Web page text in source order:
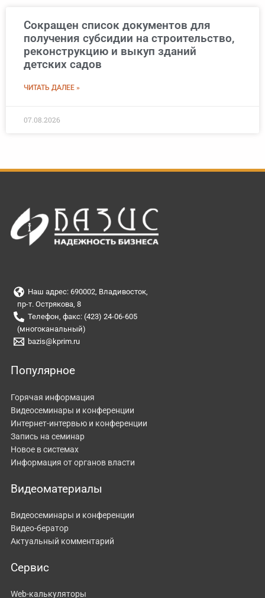
Сокращен список документов для
получения субсидии на строительство,
реконструкцию и выкуп зданий
детских садов
ЧИТАТЬ ДАЛЕЕ »
07.08.2026
Наш адрес: 690002, Владивосток,
пр-т. Острякова, 8
Телефон, факс: (423) 24-06-605
(многоканальный)
bazis@kprim.ru
Популярное
Горячая информация
Видеосеминары и конференции
Интернет-интервью и конференции
Запись на семинар
Новое в системах
Информация от органов власти
Видеоматериалы
Видеосеминары и конференции
Видео-бератор
Актуальный комментарий
Сервис
Web-калькуляторы